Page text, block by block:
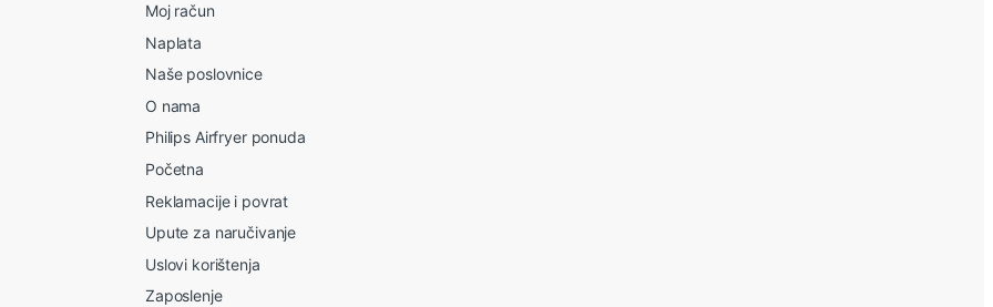
Moj račun
Naplata
Naše poslovnice
O nama
Philips Airfryer ponuda
Početna
Reklamacije i povrat
Upute za naručivanje
Uslovi korištenja
Zaposlenje